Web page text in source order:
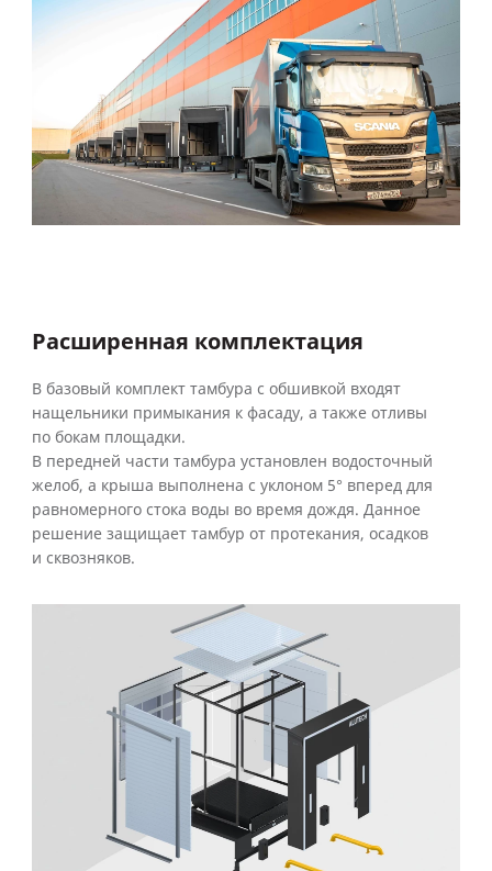
Расширенная комплектация
В базовый комплект тамбура с обшивкой входят
нащельники примыкания к фасаду, а также отливы
по бокам площадки.
В передней части тамбура установлен водосточный
желоб, а крыша выполнена с уклоном 5° вперед для
равномерного стока воды во время дождя. Данное
решение защищает тамбур от протекания, осадков
и сквозняков.